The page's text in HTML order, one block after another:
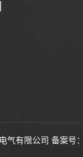
气有限公司 备案号